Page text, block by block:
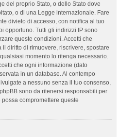
del proprio Stato, o dello Stato dove
o di una Legge internazionale. Fare
divieto di accesso, con notifica al tuo
opportuno. Tutti gli indirizzi IP sono
queste condizioni. Accetti che
il diritto di rimuovere, riscrivere, spostare
momento lo ritenga necessario.
che ogni informazione (dato
in un database. Al contempo
a nessuno senza il tuo consenso,
sono da ritenersi responsabili per
compromettere queste